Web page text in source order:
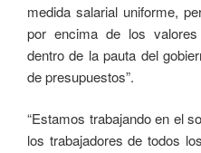
medida salarial uniforme,
por encima de los
dentro de la pauta del
de presupuestos”.
“Estamos trabajando en el
los trabajadores de todos